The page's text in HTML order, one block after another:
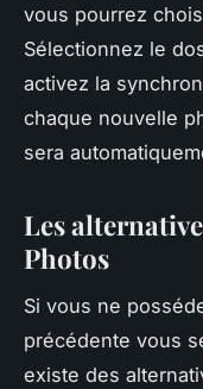
vous pourrez
Sélectionnez le
activez la
chaque nouvelle
sera
Les
Photos
Si vous ne
précédente vous
existe des